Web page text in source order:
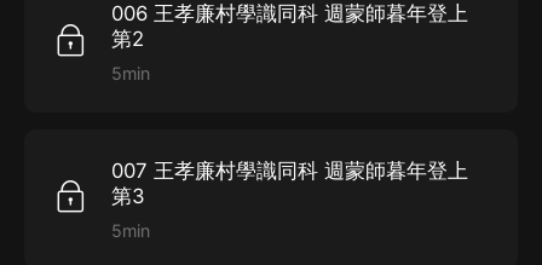
006 王孝廉村學識同科 週蒙師暮年登上
第2
5min
007 王孝廉村學識同科 週蒙師暮年登上
第3
5min